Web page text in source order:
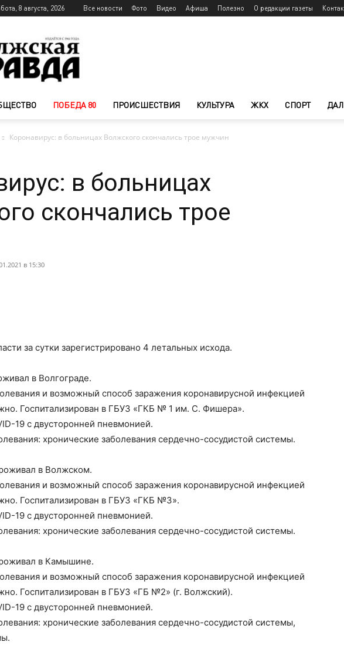
8 августа, 2026 Все новости Фото Видео Афиша Полезно О редакции газеты
Волжского
—
Волжская
ПОБЕДА 80 ПРОИСШЕСТВИЯ КУЛЬТУРА ЖКХ СПОРТ
Коронавирус: в больницах Волжского скончались трое мужчин
в больницах
скончались трое
в 15:30
за сутки зарегистрировано 4 летальных исхода.
в Волгограде.
и возможный способ заражения коронавирусной инфекцией
Госпитализирован в ГБУЗ «ГКБ № 1 им. С. Фишера».
19 с двусторонней пневмонией.
хронические заболевания сердечно-сосудистой системы.
в Волжском.
и возможный способ заражения коронавирусной инфекцией
Госпитализирован в ГБУЗ «ГКБ №3».
19 с двусторонней пневмонией.
хронические заболевания сердечно-сосудистой системы.
в Камышине.
и возможный способ заражения коронавирусной инфекцией
Госпитализирован в ГБУЗ «ГБ №2» (г. Волжский).
19 с двусторонней пневмонией.
хронические заболевания сердечно-сосудистой системы,